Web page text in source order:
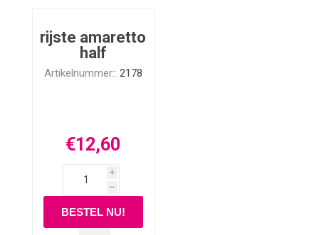
rijste amaretto
half
Artikelnummer:: 2178
€12,60
i
h